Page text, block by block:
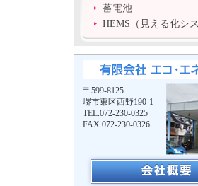
蓄電池
HEMS（見える化シス
〒599-8125
堺市東区西野190-1
TEL.072-230-0325
FAX.072-230-0326